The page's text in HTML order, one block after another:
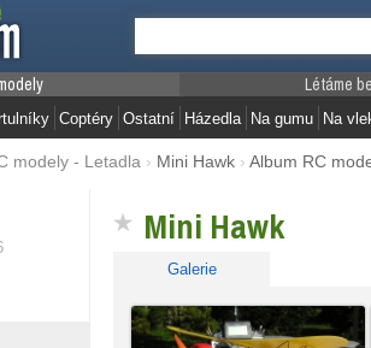
Coptéry Ostatní
Létáme
Házedla Na gumu Na
modely - Letadla › Mini Hawk › Album RC
Mini Hawk
Galerie